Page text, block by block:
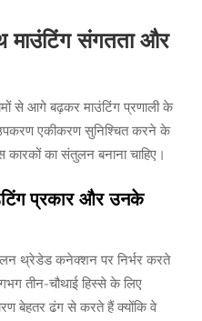
माउंटिंग संगतता और
से आगे बढ़कर माउंटिंग प्रणाली के
एकीकरण सुनिश्चित करने के
का संतुलन बनाना चाहिए।
प्रकार और उनके
थ्रेडेड कनेक्शन पर निर्भर करते
तीन-चौथाई हिस्से के लिए
बेहतर ढंग से करते हैं क्योंकि वे